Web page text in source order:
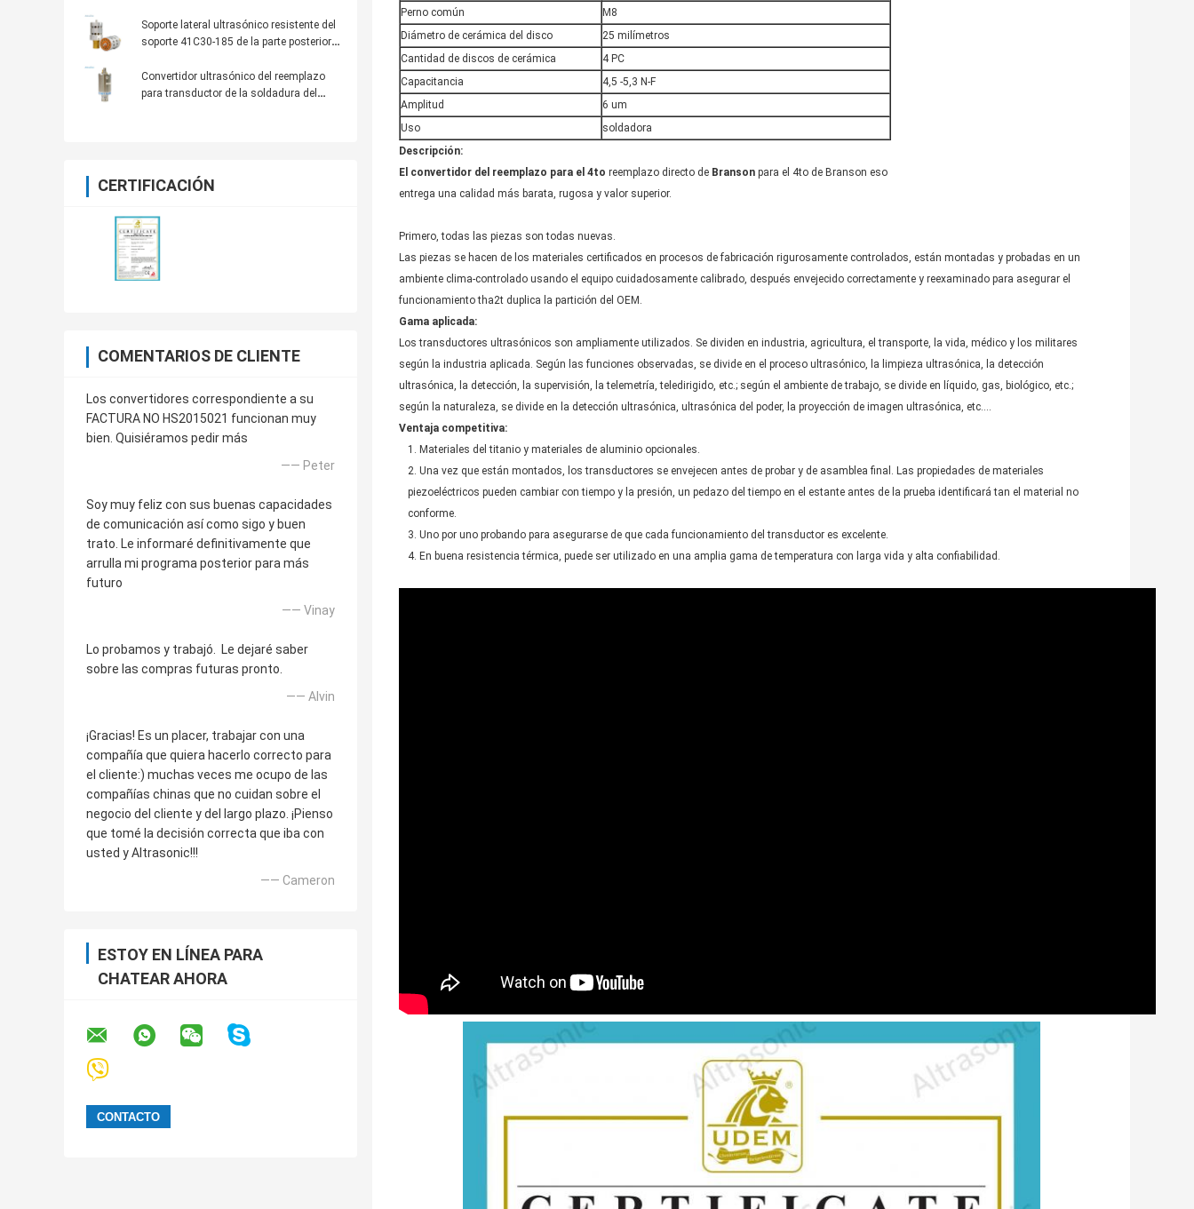
Soporte lateral ultrasónico resistente del
soporte 41C30-185 de la parte posterior
41C30 de Dukane
Convertidor ultrasónico del reemplazo
para transductor de la soldadura del
CERTIFICACIÓN
COMENTARIOS DE CLIENTE
Los convertidores correspondiente a su
FACTURA NO HS2015021 funcionan muy
bien. Quisiéramos pedir más
—— Peter
Soy muy feliz con sus buenas capacidades
de comunicación así como sigo y buen
trato. Le informaré definitivamente que
arrulla mi programa posterior para más
futuro
—— Vinay
Lo probamos y trabajó. Le dejaré saber
sobre las compras futuras pronto.
—— Alvin
¡Gracias! Es un placer, trabajar con una
compañía que quiera hacerlo correcto para
el cliente:) muchas veces me ocupo de las
compañías chinas que no cuidan sobre el
negocio del cliente y del largo plazo. ¡Pienso
que tomé la decisión correcta que iba con
usted y Altrasonic!!!
—— Cameron
ESTOY EN LÍNEA PARA
CHATEAR AHORA
Perno común
M8
Diámetro de cerámica del disco
25 milímetros
Cantidad de discos de cerámica
4 PC
Capacitancia
4,5 -5,3 N-F
Amplitud
6 um
Uso
soldadora
Descripción:
El convertidor del reemplazo para el 4to reemplazo directo de Branson para el 4to de Branson eso
entrega una calidad más barata, rugosa y valor superior.
Primero, todas las piezas son todas nuevas.
Las piezas se hacen de los materiales certificados en procesos de fabricación rigurosamente controlados, están montadas y probadas en un
ambiente clima-controlado usando el equipo cuidadosamente calibrado, después envejecido correctamente y reexaminado para asegurar el
funcionamiento tha2t duplica la partición del OEM.
Gama aplicada:
Los transductores ultrasónicos son ampliamente utilizados. Se dividen en industria, agricultura, el transporte, la vida, médico y los militares
según la industria aplicada. Según las funciones observadas, se divide en el proceso ultrasónico, la limpieza ultrasónica, la detección
ultrasónica, la detección, la supervisión, la telemetría, teledirigido, etc.; según el ambiente de trabajo, se divide en líquido, gas, biológico, etc.;
según la naturaleza, se divide en la detección ultrasónica, ultrasónica del poder, la proyección de imagen ultrasónica, etc….
Ventaja competitiva:
1. Materiales del titanio y materiales de aluminio opcionales.
2. Una vez que están montados, los transductores se envejecen antes de probar y de asamblea final. Las propiedades de materiales
piezoeléctricos pueden cambiar con tiempo y la presión, un pedazo del tiempo en el estante antes de la prueba identificará tan el material no
conforme.
3. Uno por uno probando para asegurarse de que cada funcionamiento del transductor es excelente.
4. En buena resistencia térmica, puede ser utilizado en una amplia gama de temperatura con larga vida y alta confiabilidad.